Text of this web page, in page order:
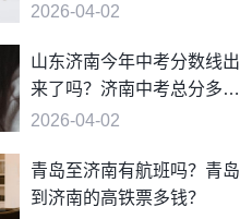
2026-04-02
山东济南今年中考分数线出
来了吗？济南中考总分多
少？
2026-04-02
青岛至济南有航班吗？青岛
到济南的高铁票多钱？